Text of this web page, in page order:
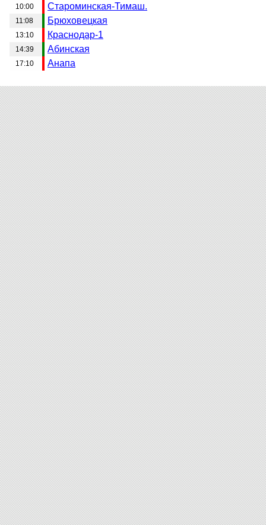
10:00 Староминская-Тимаш.
11:08 Брюховецкая
13:10 Краснодар-1
14:39 Абинская
17:10 Анапа